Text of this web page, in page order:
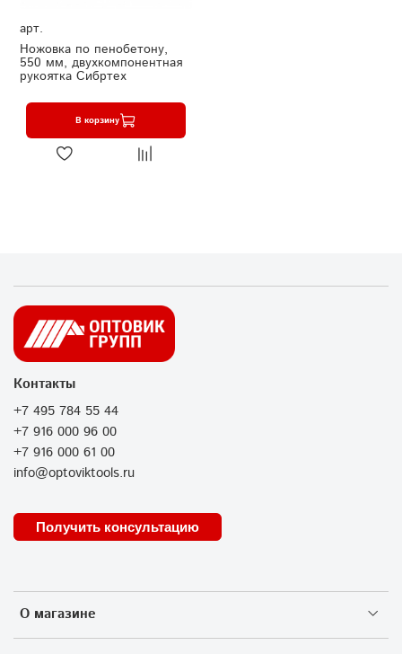
арт.
Ножовка по пенобетону,
550 мм, двухкомпонентная
рукоятка Сибртех
В корзину
О магазине
Контакты
+7 495 784 55 44
+7 916 000 96 00
+7 916 000 61 00
info@optoviktools.ru
Получить консультацию